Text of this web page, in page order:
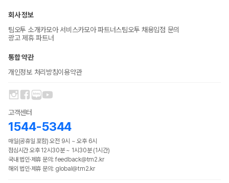
회사 정보
팀오투 소개카모아 서비스카모아 파트너스팀오투 채용입점 문의
광고 제휴 파트너
통합 약관
개인정보 처리방침이용약관
고객센터
1544-5344
매일(공휴일 포함) 오전 9시 ~ 오후 6시
점심시간 오후 12시30분 ~ 1시30분 (1시간)
국내 법인·제휴 문의: feedback@tm2.kr
해외 법인·제휴 문의: global@tm2.kr